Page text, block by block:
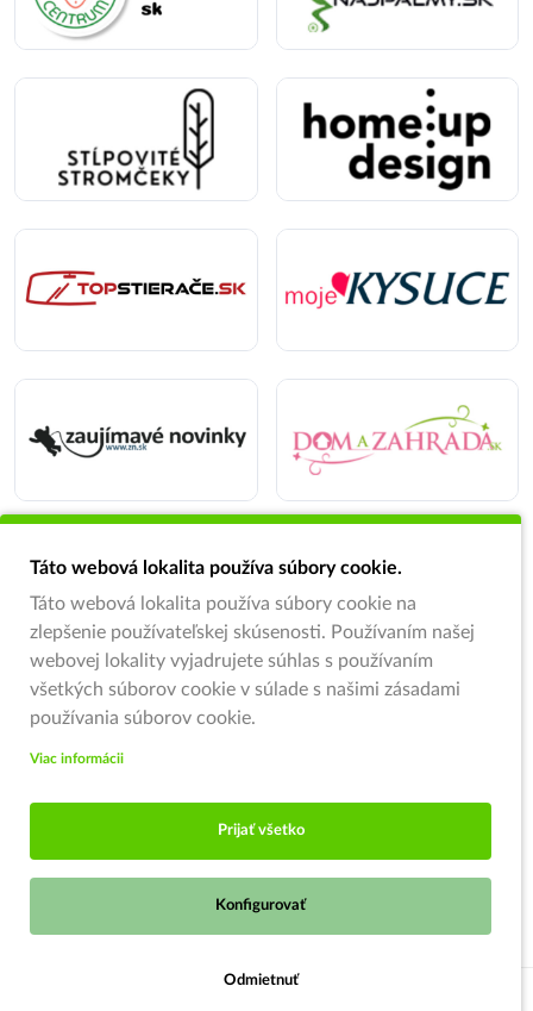
Táto webová lokalita používa súbory cookie.
Táto webová lokalita používa súbory cookie na
zlepšenie používateľskej skúsenosti. Používaním našej
webovej lokality vyjadrujete súhlas s používaním
všetkých súborov cookie v súlade s našimi zásadami
používania súborov cookie.
Viac informácii
Prijať všetko
Konfigurovať
Odmietnuť